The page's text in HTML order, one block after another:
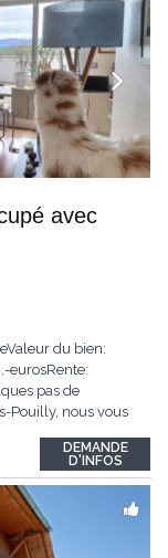
avec
du bien:
eurosRente:
pas de
Pouilly, nous vous
patrimonial
DEMANDE
D'INFOS